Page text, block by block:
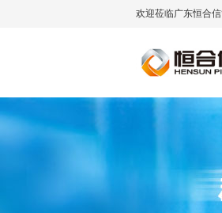
欢迎莅临广东恒合